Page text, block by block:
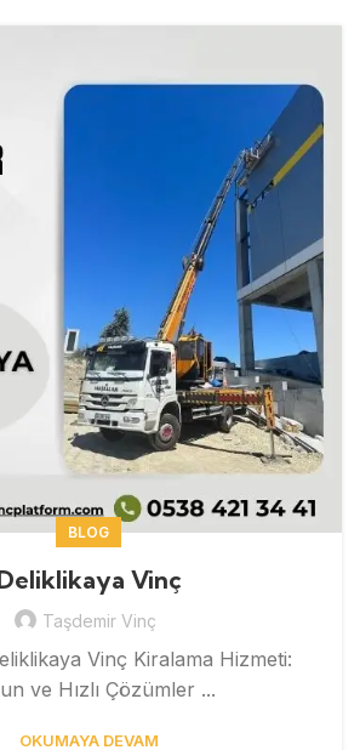
BLOG
Vinç
Taşdemir Vinç
Vinç Kiralama Hizmeti:
ve Hızlı Çözümler ...
OKUMAYA DEVAM